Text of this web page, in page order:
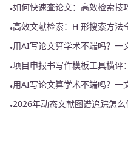
•如何快速查论文：高效检索技
•高效文献检索：H 形搜索方法
•用AI写论文算学术不端吗？一
•项目申报书写作模板工具横评
•用AI写论文算学术不端吗？一
•2026年动态文献图谱追踪怎